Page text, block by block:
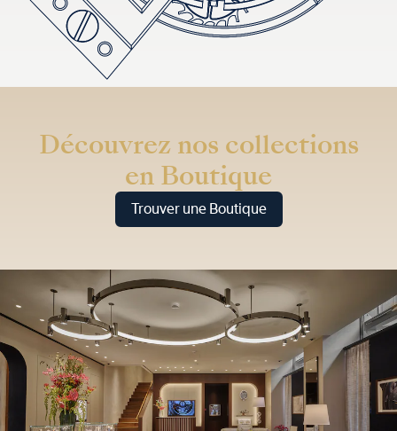
Découvrez nos collections
en Boutique
Trouver une Boutique